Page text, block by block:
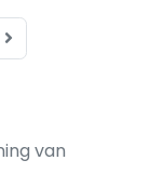
van